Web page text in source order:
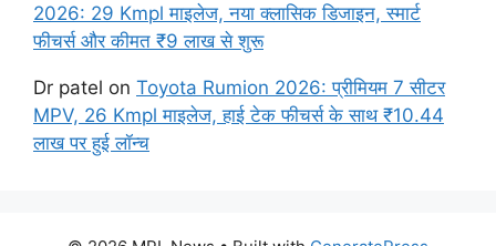
2026: 29 Kmpl माइलेज, नया क्लासिक डिजाइन, स्मार्ट
फीचर्स और कीमत ₹9 लाख से शुरू
Dr patel on Toyota Rumion 2026: प्रीमियम 7 सीटर
MPV, 26 Kmpl माइलेज, हाई टेक फीचर्स के साथ ₹10.44
लाख पर हुई लॉन्च